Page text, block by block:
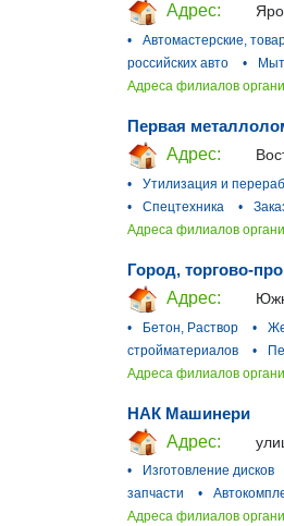
Адрес:
•
Автомастерские,
российских авто
•
Адреса филиалов
Первая
Адрес:
•
Утилизация и
•
Спецтехника •
Адреса филиалов
Город, торгово-
Адрес:
•
Бетон, Раствор •
стройматериалов
•
Адреса филиалов
НАК Машинери
Адрес:
•
Изготовление дисков
запчасти
•
Адреса филиалов